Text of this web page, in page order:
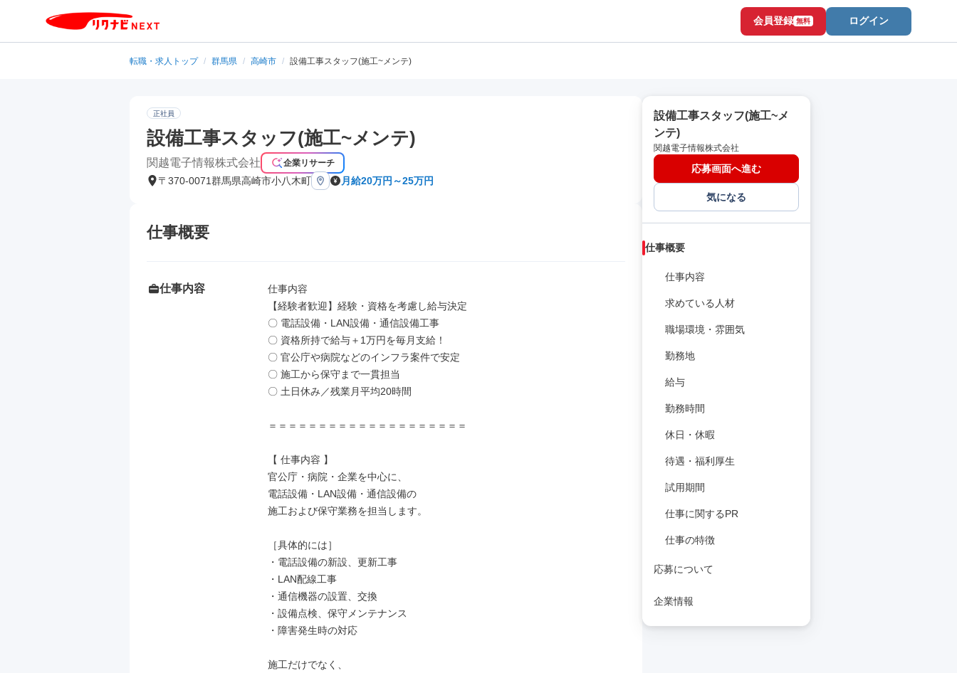
会員登録 無料 ログイン
転職・求人トップ / 群馬県 / 高崎市 / 設備工事スタッフ(施工~メンテ)
正社員
設備工事スタッフ(施工~メンテ)
関越電子情報株式会社 企業リサーチ
〒370-0071群馬県高崎市小八木町 月給20万円～25万円
仕事概要
仕事内容
仕事内容
【経験者歓迎】経験・資格を考慮し給与決定
〇 電話設備・LAN設備・通信設備工事
〇 資格所持で給与＋1万円を毎月支給！
〇 官公庁や病院などのインフラ案件で安定
〇 施工から保守まで一貫担当
〇 土日休み／残業月平均20時間
＝＝＝＝＝＝＝＝＝＝＝＝＝＝＝＝＝＝＝＝
【 仕事内容 】
官公庁・病院・企業を中心に、
電話設備・LAN設備・通信設備の
施工および保守業務を担当します。
［具体的には］
・電話設備の新設、更新工事
・LAN配線工事
・通信機器の設置、交換
・設備点検、保守メンテナンス
・障害発生時の対応
施工だけでなく、
設備工事スタッフ(施工~メ
ンテ)
関越電子情報株式会社
応募画面へ進む
気になる
仕事概要
仕事内容
求めている人材
職場環境・雰囲気
勤務地
給与
勤務時間
休日・休暇
待遇・福利厚生
試用期間
仕事に関するPR
仕事の特徴
応募について
企業情報